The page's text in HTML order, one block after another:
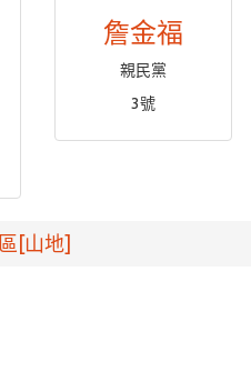
詹金福
親民黨
3號
[山地]